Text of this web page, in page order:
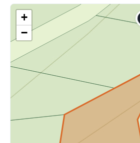
+
−